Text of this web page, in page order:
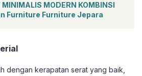
MINIMALIS MODERN KOMBINSI
Furniture Furniture Jepara
dengan kerapatan serat yang baik,